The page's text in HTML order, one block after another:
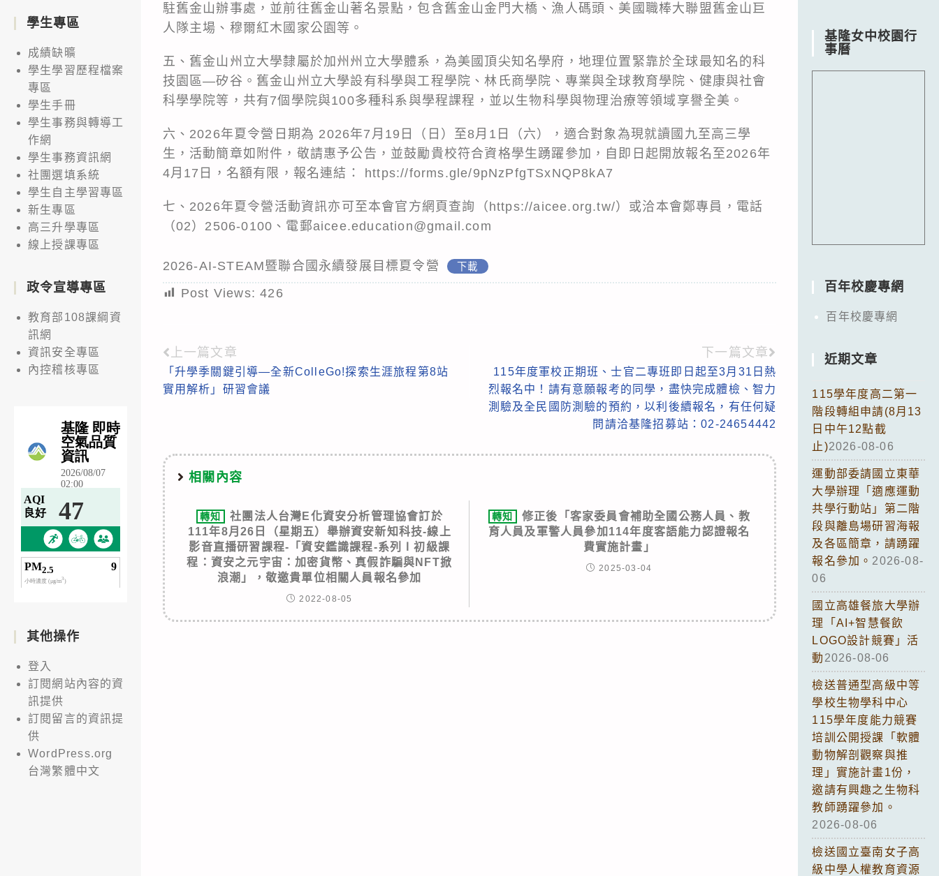
駐舊金山辦事處，並前往舊金山著名景點，包含舊金山金門大橋、漁人碼頭、美國職棒大聯盟舊金山巨
人隊主場、穆爾紅木國家公園等。
五、舊金山州立大學隸屬於加州州立大學體系，為美國頂尖知名學府，地理位置緊靠於全球最知名的科
技園區—矽谷。舊金山州立大學設有科學與工程學院、林氏商學院、專業與全球教育學院、健康與社會
科學學院等，共有7個學院與100多種科系與學程課程，並以生物科學與物理治療等領域享譽全美。
六、2026年夏令營日期為 2026年7月19日（日）至8月1日（六），適合對象為現就讀國九至高三學
生，活動簡章如附件，敬請惠予公告，並鼓勵貴校符合資格學生踴躍參加，自即日起開放報名至2026年
4月17日，名額有限，報名連結： https://forms.gle/9pNzPfgTSxNQP8kA7
七、2026年夏令營活動資訊亦可至本會官方網頁查詢（https://aicee.org.tw/）或洽本會鄭專員，電話
（02）2506-0100、電郵aicee.education@gmail.com
2026-AI-STEAM暨聯合國永續發展目標夏令營 下載
Post Views: 426
Read
more
上一篇文章
「升學季關鍵引導—全新ColleGo!探索生涯旅程第8站
實用解析」研習會議
下一篇文章
115年度軍校正期班、士官二專班即日起至3月31日熱
烈報名中！請有意願報考的同學，盡快完成體檢、智力
測驗及全民國防測驗的預約，以利後續報名，有任何疑
問請洽基隆招募站：02-24654442
相關內容
轉知
社團法人台灣E化資安分析管理協會訂於
111年8月26日（星期五）舉辦資安新知科技-線上
影音直播研習課程-「資安鑑識課程-系列Ⅰ初級課
程：資安之元宇宙：加密貨幣、真假詐騙與NFT掀
浪潮」，敬邀貴單位相關人員報名參加
2022-08-05
轉知
修正後「客家委員會補助全國公務人員、教
育人員及軍警人員參加114年度客語能力認證報名
費實施計畫」
2025-03-04
學生專區
成績缺曠
學生學習歷程檔案
專區
學生手冊
學生事務與轉導工
作網
學生事務資訊網
社團選填系統
學生自主學習專區
新生專區
高三升學專區
線上授課專區
政令宣導專區
教育部108課綱資
訊網
資訊安全專區
內控稽核專區
其他操作
登入
訂閱網站內容的資
訊提供
訂閱留言的資訊提
供
WordPress.org
台灣繁體中文
基隆女中校園行
事曆
百年校慶專網
百年校慶專網
近期文章
115學年度高二第一
階段轉組申請(8月13
日中午12點截
止)2026-08-06
運動部委請國立東華
大學辦理「適應運動
共學行動站」第二階
段與離島場研習海報
及各區簡章，請踴躍
報名參加。 2026-08-
06
國立高雄餐旅大學辦
理「AI+智慧餐飲
LOGO設計競賽」活
動 2026-08-06
檢送普通型高級中等
學校生物學科中心
115學年度能力競賽
培訓公開授課「軟體
動物解剖觀察與推
理」實施計畫1份，
邀請有興趣之生物科
教師踴躍參加。
2026-08-06
檢送國立臺南女子高
級中學人權教育資源